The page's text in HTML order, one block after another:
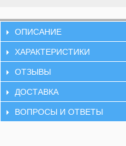
ОПИСАНИЕ
ХАРАКТЕРИСТИКИ
ОТЗЫВЫ
ДОСТАВКА
ВОПРОСЫ И ОТВЕТЫ